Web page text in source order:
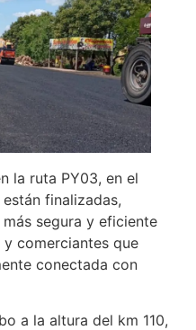
la ruta PY03, en el
finalizadas,
segura y eficiente
comerciantes que
conectada con
a la altura del km 110,